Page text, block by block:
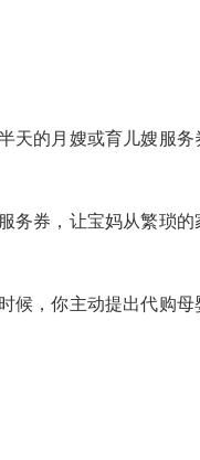
天的月嫂或育儿嫂服务
务券，让宝妈从繁琐的
候，你主动提出代购母